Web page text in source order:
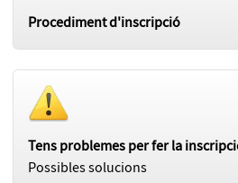
Procediment d'inscripció
Tens problemes per fer la
Possibles solucions